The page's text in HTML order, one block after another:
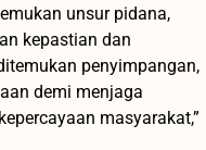
unsur pidana,
kepastian dan
penyimpangan,
demi menjaga
masyarakat,”